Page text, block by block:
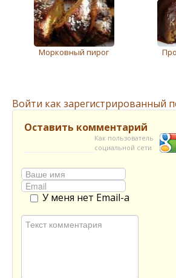
Морковный пирог
Войти как зарегистрированный
Оставить комментарий
Как пользователь
социальной сети
У меня нет Email-а